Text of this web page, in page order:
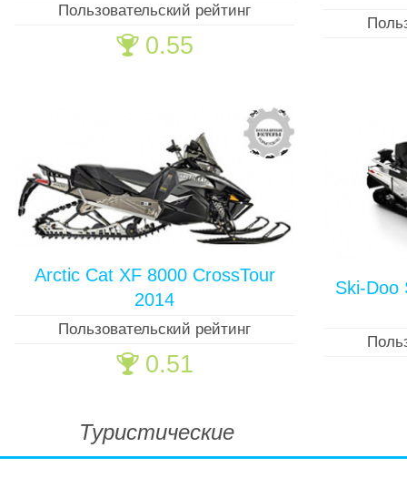
Пользовательский рейтинг
🏆 0.55
Arctic Cat XF 8000 CrossTour
2014
Пользовательский рейтинг
🏆 0.51
Ski-Doo
Туристические